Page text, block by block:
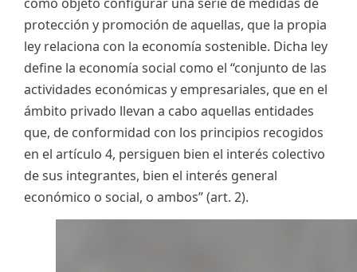
protección y promoción de aquellas, que la propia
ley relaciona con la economía sostenible. Dicha ley
define la economía social como el “conjunto de las
actividades económicas y empresariales, que en el
ámbito privado llevan a cabo aquellas entidades
que, de conformidad con los principios recogidos
en el artículo 4, persiguen bien el interés colectivo
de sus integrantes, bien el interés general
económico o social, o ambos” (art. 2).